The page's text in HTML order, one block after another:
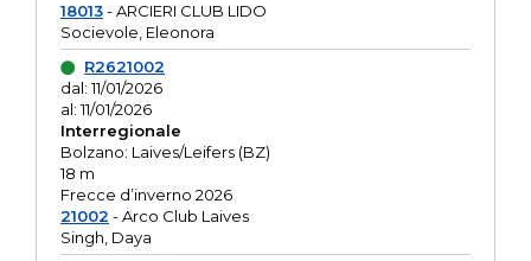
18013- ARCIERI CLUB LIDO
Socievole, Eleonora
R2621002
dal: 11/01/2026
al: 11/01/2026
Interregionale
Bolzano: Laives/Leifers (BZ)
18 m
Frecce d’inverno 2026
21002 - Arco Club Laives
Singh, Daya